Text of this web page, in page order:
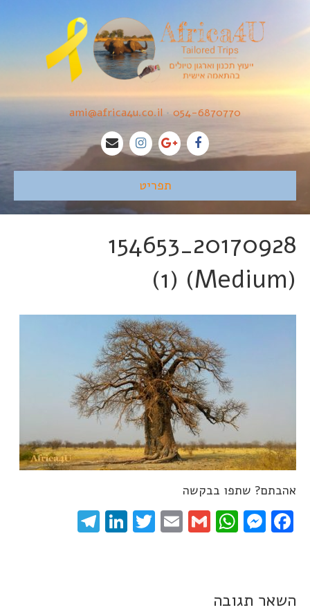
054-6870770
•
ami@africa4u.co.il
תפריט
20170928_154653
(Medium) (1)
אהבתם? שתפו בבקשה
Facebook
Messenger
WhatsApp
Gmail
Email
Twitter
LinkedIn
השאר תגובה